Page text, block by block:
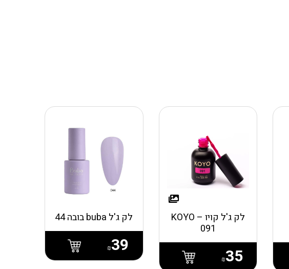
לק ג'ל קויו – KOYO
091
₪35
לק ג'ל buba בובה 44
₪39